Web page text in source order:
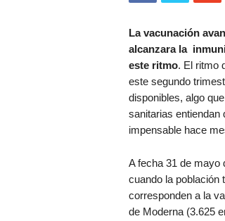
La vacunación
alcanzara la
este ritmo. El ritmo
este segundo
disponibles, algo
sanitarias entiendan
impensable hace
A fecha 31 de mayo
cuando la población
corresponden a la
de Moderna (3.625